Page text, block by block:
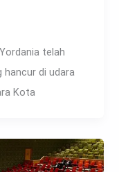
telah
hancur di udara
Kota